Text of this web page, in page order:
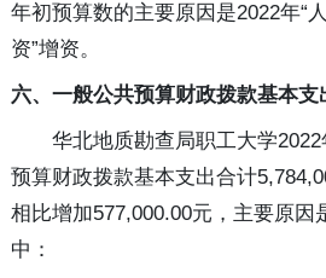
年初预算数的主要原因是2022年“
资”增资。
六、一般公共预算财政拨款基本支
华北地质勘查局职工大学
预算财政拨款基本支出合计
相比增加577,000.00元，主要原因
中：